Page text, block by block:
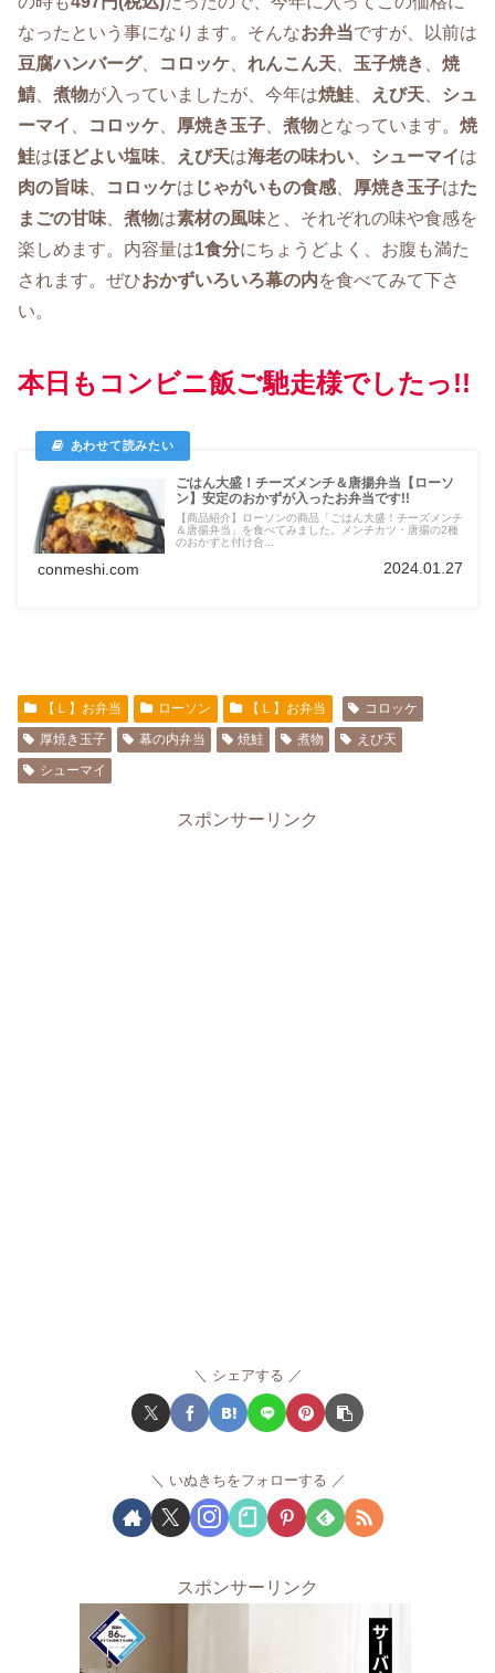
なったという事になります。そんなお弁当ですが、以前は
豆腐ハンバーグ、 コロッケ れんこん天 玉子焼き
焼
鯖、 煮物が入っていましたが、今年は焼鮭 えび天
シュ
ーマイ
コロッケ 厚焼き玉子 煮物となっています。 焼
鮭はほどよい塩味 えび天は海老の味わい シューマイは
肉の旨味
コロッケは じゃがいもの食感 厚焼き玉子はた
まごの甘味
煮物は素材の風味と、それぞれの味や食感を
楽しめます。内容量は1食分にちょうどよく、お腹も満た
されます。ぜひおかずいろいろ幕の内を食べてみて下さ
い。
本日もコンビニ飯ご馳走様でしたっ!!
ごはん大盛！チーズメンチ＆唐揚弁当【ローソ
ン】安定のおかずが入ったお弁当です!!
【商品紹介】ローソンの商品「ごはん大盛！チーズメンチ
＆唐揚弁当」を食べてみました。メンチカツ・唐揚の2種
のおかずと付け合...
conmeshi.com 2024.01.27
【Ｌ】お弁当 ローソン 【Ｌ】お弁当
コロッケ
厚焼き玉子
幕の内弁当 焼鮭 煮物
えび天
シューマイ
スポンサーリンク
シェアする
いぬきちをフォローする
スポンサーリンク